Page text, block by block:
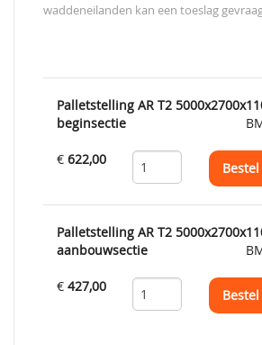
waddeneilanden kan een toeslag
Palletstelling AR T2
beginsectie
€ 622,00
Palletstelling AR T2
aanbouwsectie
€ 427,00